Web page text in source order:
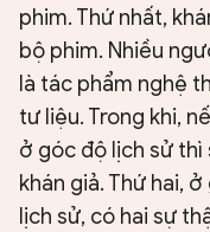
phim. Thứ nhất,
bộ phim. Nhiều
là tác phẩm nghệ
tư liệu. Trong khi,
ở góc độ lịch sử thì
khán giả. Thứ hai,
lịch sử, có hai sự